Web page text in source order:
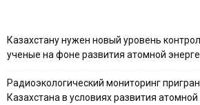
Казахстану нужен новый уровень
ученые на фоне развития атомной
Радиоэкологический мониторинг
Казахстана в условиях развития атомной